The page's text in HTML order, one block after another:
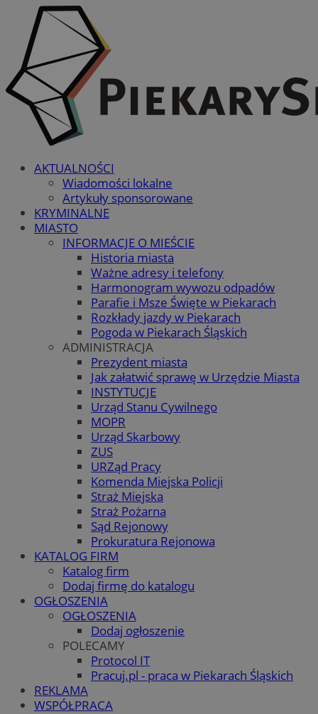
AKTUALNOŚCI
Wiadomości lokalne
Artykuły sponsorowane
KRYMINALNE
MIASTO
INFORMACJE O MIEŚCIE
Historia miasta
Ważne adresy i telefony
Harmonogram wywozu odpadów
Parafie i Msze Święte w Piekarach
Rozkłady jazdy w Piekarach
Pogoda w Piekarach Śląskich
ADMINISTRACJA
Prezydent miasta
Jak załatwić sprawę w Urzędzie Miasta
INSTYTUCJE
Urząd Stanu Cywilnego
MOPR
Urząd Skarbowy
ZUS
URZąd Pracy
Komenda Miejska Policji
Straż Miejska
Straż Pożarna
Sąd Rejonowy
Prokuratura Rejonowa
KATALOG FIRM
Katalog firm
Dodaj firmę do katalogu
OGŁOSZENIA
OGŁOSZENIA
Dodaj ogłoszenie
POLECAMY
Protocol IT
Pracuj.pl - praca w Piekarach Śląskich
REKLAMA
WSPÓŁPRACA